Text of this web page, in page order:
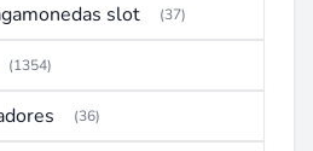
slot (37)
(1354)
(36)